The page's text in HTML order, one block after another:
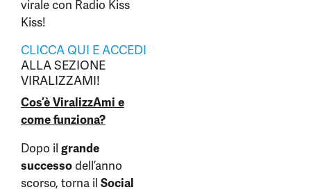
virale con Radio Kiss
Kiss!
CLICCA QUI E ACCEDI
ALLA SEZIONE
VIRALIZZAMI!
Cos’è ViralizzAmi e
come funziona?
Dopo il grande
successodell’anno
scorso, torna il Social